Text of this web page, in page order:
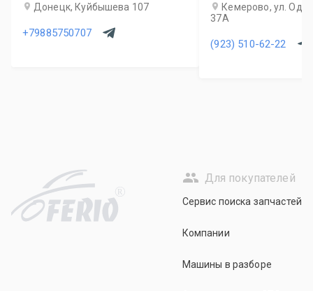
Донецк, Куйбышева 107
+79885750707
Кемерово, ул.
37А
(923) 510-62-22
R
Для покупателей
Сервис поиска запчастей
Компании
Машины в разборе